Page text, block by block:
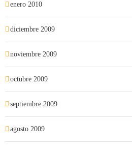
enero 2010
diciembre 2009
noviembre 2009
octubre 2009
septiembre 2009
agosto 2009